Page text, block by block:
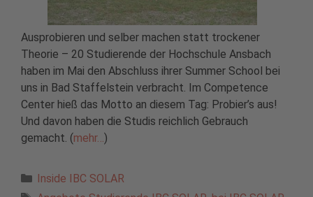
Ausprobieren und selber machen statt trockener
Theorie – 20 Studierende der Hochschule Ansbach
haben im Mai den Abschluss ihrer Summer School bei
uns in Bad Staffelstein verbracht. Im Competence
Center hieß das Motto an diesem Tag: Probier’s aus!
Und davon haben die Studis reichlich Gebrauch
gemacht. (mehr…)
Kategorien
Inside IBC SOLAR